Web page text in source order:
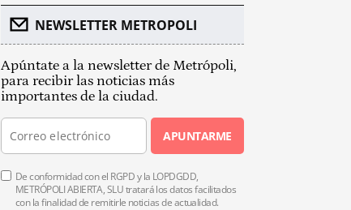
NEWSLETTER METROPOLI
Apúntate a la newsletter de Metrópoli,
para recibir las noticias más
importantes de la ciudad.
APUNTARME
De conformidad con el RGPD y la LOPDGDD,
METRÓPOLI ABIERTA, SLU tratará los datos facilitados
con la finalidad de remitirle noticias de actualidad.